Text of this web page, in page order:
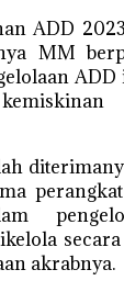
ADD
MM
akrabnya.